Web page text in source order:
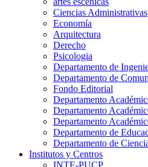
Ciencias Administrativas
Economía
Arquitectura
Derecho
Psicologia
Departamento de
Departamento de
Fondo Editorial
Departamento
Departamento
Departamento
Departamento de
Departamento de
Institutos y Centros
INTE-PUCP